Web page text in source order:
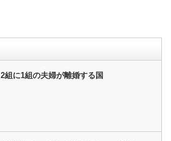
2組に1組の夫婦が離婚する国